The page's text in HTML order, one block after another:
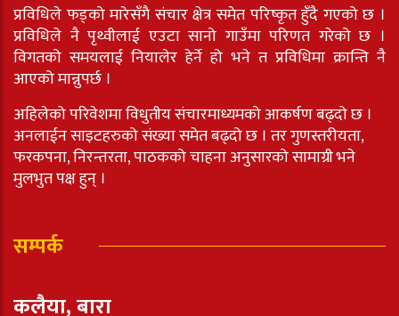
प्रविधिले फड्को मारेसँगै संचार क्षेत्र समेत परिष्कृत हुँदै गएको छ ।
प्रविधिले नै पृथ्वीलाई एउटा सानो गाउँमा परिणत गरेको छ ।
विगतको समयलाई नियालेर हेर्ने हो भने त प्रविधिमा क्रान्ति नै
आएको मान्नुपर्छ ।
अहिलेको परिवेशमा विधुतीय संचारमाध्यमको आकर्षण बढ्दो छ ।
अनलाईन साइटहरुको संख्या समेत बढ्दो छ । तर गुणस्तरीयता,
फरकपना, निरन्तरता, पाठकको चाहना अनुसारको सामाग्री भने
मुलभुत पक्ष हुन् ।
सम्पर्क
कलैया, बारा